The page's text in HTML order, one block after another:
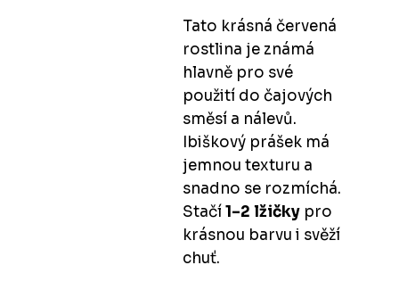
Tato krásná červená
rostlina je známá
hlavně pro své
použití do čajových
směsí a nálevů.
Ibiškový prášek má
jemnou texturu a
snadno se rozmíchá.
Stačí1–2 lžičky pro
krásnou barvu i svěží
chuť.